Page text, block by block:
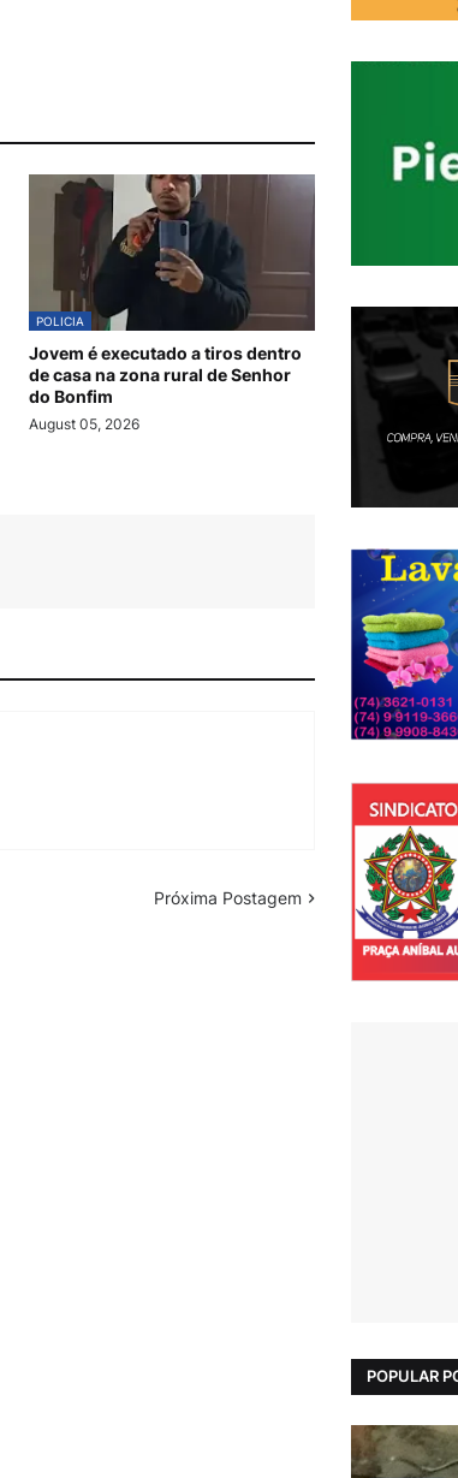
POLICIA
Jovem é executado a tiros dentro
de casa na zona rural de Senhor
do Bonfim
August 05, 2026
Próxima Postagem
POPULAR